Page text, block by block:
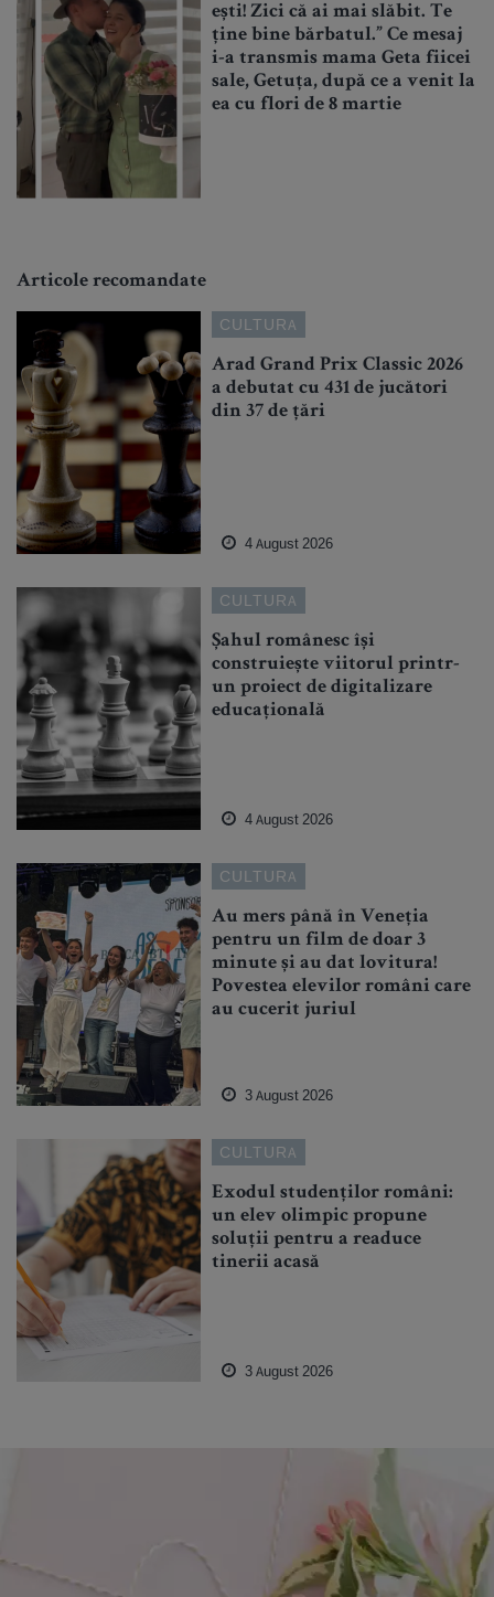
ești! Zici că ai mai slăbit. Te
ține bine bărbatul.” Ce mesaj
i-a transmis mama Geta fiicei
sale, Getuța, după ce a venit la
ea cu flori de 8 martie
Articole recomandate
CULTURA
Arad Grand Prix Classic 2026
a debutat cu 431 de jucători
din 37 de țări
4 August 2026
CULTURA
Șahul românesc își
construiește viitorul printr-
un proiect de digitalizare
educațională
4 August 2026
CULTURA
Au mers până în Veneția
pentru un film de doar 3
minute și au dat lovitura!
Povestea elevilor români care
au cucerit juriul
3 August 2026
CULTURA
Exodul studenților români:
un elev olimpic propune
soluții pentru a readuce
tinerii acasă
3 August 2026